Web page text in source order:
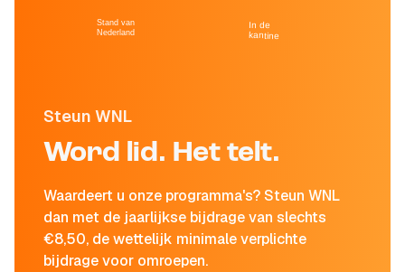
Steun WNL
Word lid. Het telt.
Waardeert u onze programma's? Steun WNL
dan met de jaarlijkse bijdrage van slechts
€8,50, de wettelijk minimale verplichte
bijdrage voor omroepen.
Stand van
Nederland
In de
kantine